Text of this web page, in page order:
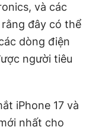
và các
đây có thể
dòng điện
người tiêu
iPhone 17 và
nhất cho